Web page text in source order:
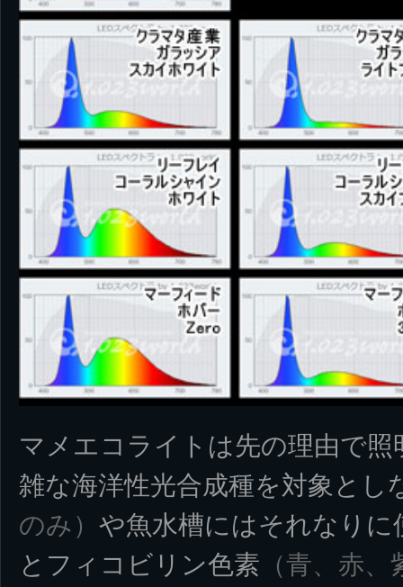
マメエコライトは先の理由で
雑な海洋性光合成種を対象とし
のみ） や魚水槽にはそれなり
とフィコビリン色素 （青、赤